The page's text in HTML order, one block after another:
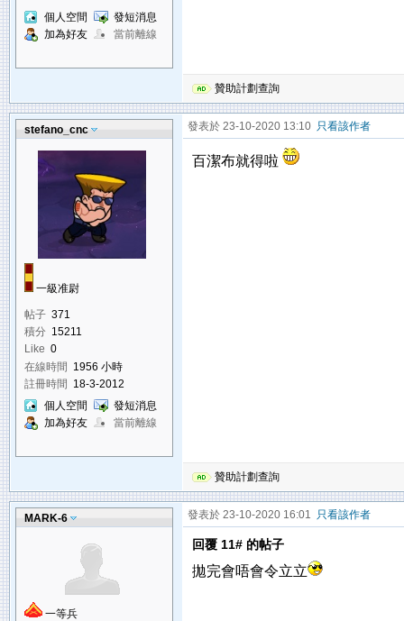
個人空間
發短消息
加為好友
當前離線
贊助計劃查詢
stefano_cnc
一級准尉
帖子 371
積分 15211
Like 0
在線時間 1956 小時
註冊時間 18-3-2012
個人空間
發短消息
加為好友
當前離線
發表於 23-10-2020 13:10 只看該作者
百潔布就得啦
贊助計劃查詢
MARK-6
一等兵
發表於 23-10-2020 16:01 只看該作者
回覆 11# 的帖子
拋完會唔會令立立